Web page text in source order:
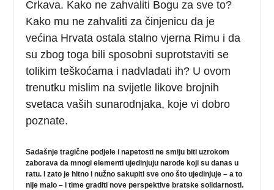
Crkava. Kako ne zahvaliti Bogu za sve to?
Kako mu ne zahvaliti za činjenicu da je
većina Hrvata ostala stalno vjerna Rimu i da
su zbog toga bili sposobni suprotstaviti se
tolikim teškoćama i nadvladati ih? U ovom
trenutku mislim na svijetle likove brojnih
svetaca vaših sunarodnjaka, koje vi dobro
poznate.
Sadašnje tragične podjele i napetosti ne smiju biti uzrokom
zaborava da mnogi elementi ujedinjuju narode koji su danas u
ratu. I zato je hitno i nužno sakupiti sve ono što ujedinjuje – a to
nije malo – i time graditi nove perspektive bratske solidarnosti.